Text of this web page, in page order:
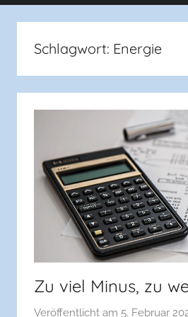
Schlagwort: Energie
Zu viel Minus, zu
Veröffentlicht am 5. Februar